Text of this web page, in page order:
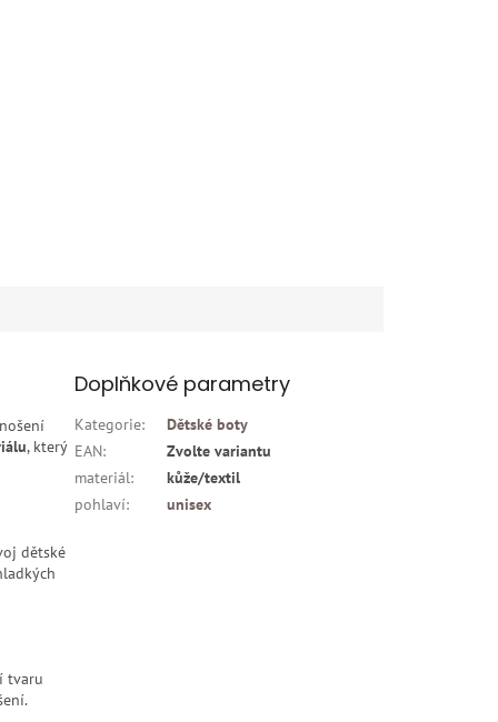
, který
dětské
tvaru
Doplňkové parametry
Kategorie:
Dětské boty
EAN:
Zvolte variantu
materiál:
kůže/textil
pohlaví: unisex